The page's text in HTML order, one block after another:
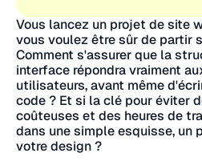
Vous lancez un projet de site
vous voulez être sûr de partir
Comment s'assurer que la
interface répondra vraiment
utilisateurs, avant même
code ? Et si la clé pour éviter
coûteuses et des heures de
dans une simple esquisse, un
votre design ?